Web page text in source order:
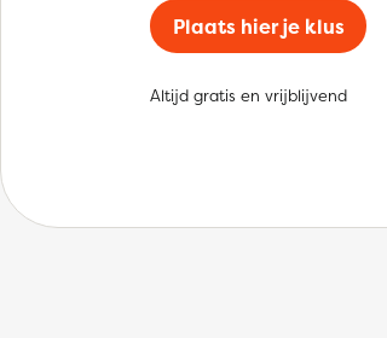
Plaats hier je klus
Altijd gratis en vrijblijvend